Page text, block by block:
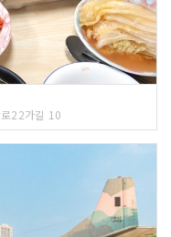
22가길 10